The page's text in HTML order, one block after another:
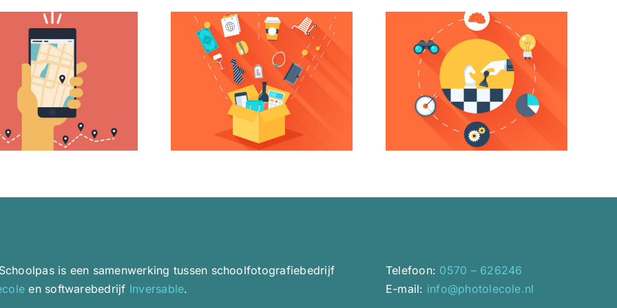
WHICH PLUGINS
SHOULD YOU
INSTALL?
BASIC DNS
EXPLAINED IN
PLAIN ENGLISH
INTEGRATING A
SHOPPING CART
is een samenwerking tussen schoolfotografiebedrijf
en softwarebedrijf Inversable.
Telefoon: 0570 – 626246
E-mail: info@photolecole.nl